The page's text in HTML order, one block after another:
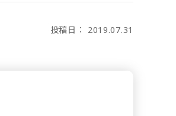
投稿日： 2019.07.31